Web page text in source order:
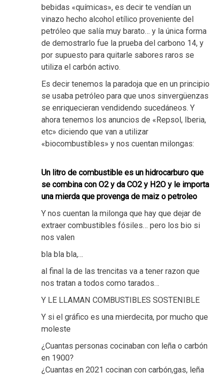
bebidas «químicas», es decir te vendían un
vinazo hecho alcohol etílico proveniente del
petróleo que salía muy barato… y la única forma
de demostrarlo fue la prueba del carbono 14, y
por supuesto para quitarle sabores raros se
utiliza el carbón activo.
Es decir tenemos la paradoja que en un principio
se usaba petróleo para que unos sinvergüenzas
se enriquecieran vendidendo sucedáneos. Y
ahora tenemos los anuncios de «Repsol, Iberia,
etc» diciendo que van a utilizar
«biocombustibles» y nos cuentan milongas:
Un litro de combustible es un hidrocarburo que
se combina con O2 y da CO2 y H2O y le importa
una mierda que provenga de maiz o petroleo
Y nos cuentan la milonga que hay que dejar de
extraer combustibles fósiles… pero los bio si
nos valen
bla bla bla,…
al final la de las trencitas va a tener razon que
nos tratan a todos como tarados…
Y LE LLAMAN COMBUSTIBLES SOSTENIBLE
Y si el gráfico es una mierdecita, por mucho que
moleste
¿Cuantas personas cocinaban con leña o carbón
en 1900?
¿Cuantas en 2021 cocinan con carbón,gas, leña